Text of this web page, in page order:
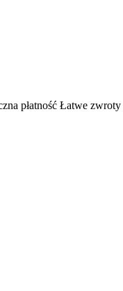
płatność Łatwe zwroty